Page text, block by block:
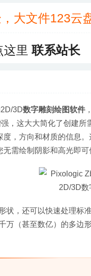
大文件123
这里联系站长
3D数字雕刻绘图软件
，这大大简化了创建
，方向和材质的信息
无需绘制阴影和高光即
状，还可以快速处理标
万（甚至数亿）的多边